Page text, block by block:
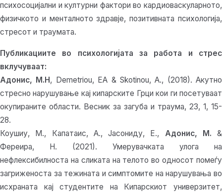
психосоцијални и културни фактори во кардиоваскуларното,
физичкото и менталното здравје, позитивната психологија,
стресот и траумата.
Публикациите во психологијата за работа и стрес
вклучуваат:
Адонис, М.Н, Demetriou, EA & Skotinou, A., (2018). Акутно
стресно нарушување кај кипарските Грци кои ги посетуваат
окупираните области. Весник за загуба и траума, 23, 1, 15-
28.
Коушиу, М., Капатаис, А., Јасониду, Е., Адонис, М. &
Фереира, Н. (2021). Умерувачката улога на
нефлексибилноста на сликата на телото во односот помеѓу
загриженоста за тежината и симптомите на нарушувања во
исхраната кај студентите на Кипарскиот универзитет,